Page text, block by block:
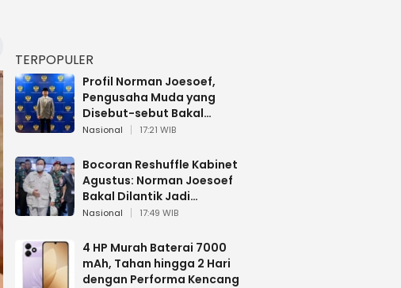
TERPOPULER
Profil Norman Joesoef,
Pengusaha Muda yang
Disebut-sebut Bakal
Dilantik Jadi Wamenhan RI
Nasional 17:21 WIB
Bocoran Reshuffle Kabinet
Agustus: Norman Joesoef
Bakal Dilantik Jadi
Wamenhan RI
Nasional 17:49 WIB
4 HP Murah Baterai 7000
mAh, Tahan hingga 2 Hari
dengan Performa Kencang